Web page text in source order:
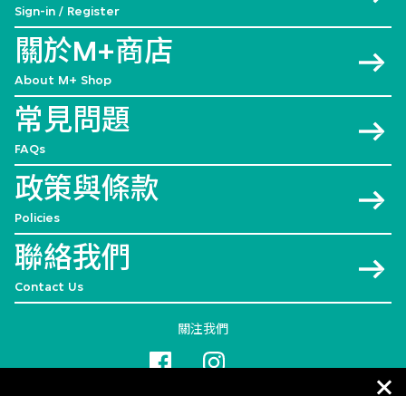
Sign-in / Register
關於M+商店
About M+ Shop
常見問題
FAQs
政策與條款
Policies
聯絡我們
Contact Us
關注我們